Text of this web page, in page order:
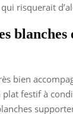
risquerait
blanches
bien
festif à